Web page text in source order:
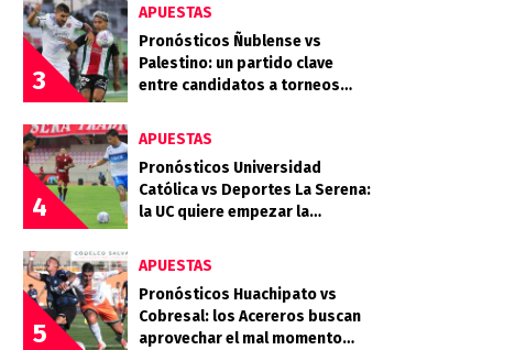
3
APUESTAS
Pronósticos Ñublense vs
Palestino: un partido clave
entre candidatos a torneos
4
APUESTAS
Pronósticos Universidad
Católica vs Deportes La Serena:
la UC quiere empezar la
5
APUESTAS
Pronósticos Huachipato vs
Cobresal: los Acereros buscan
aprovechar el mal momento